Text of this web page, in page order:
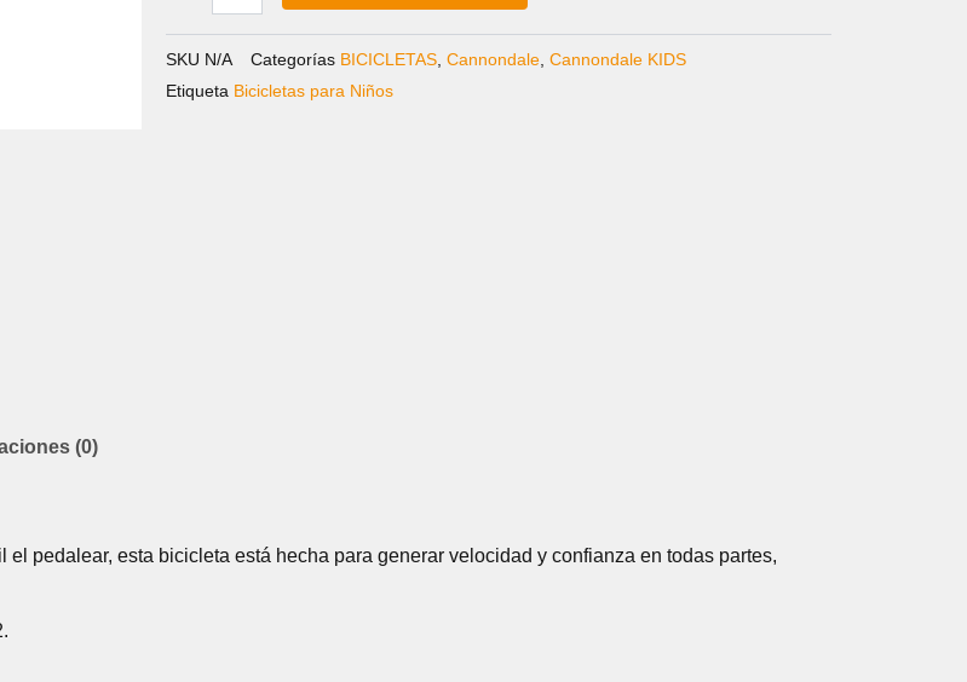
SKU N/A Categorías BICICLETAS, Cannondale, Cannondale KIDS
Etiqueta Bicicletas para Niños
(0)
el pedalear, esta bicicleta está hecha para generar velocidad y confianza en todas partes,